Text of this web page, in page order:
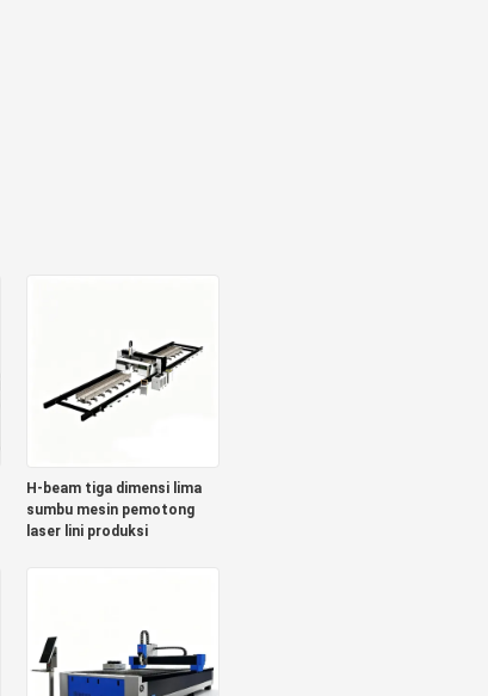
H-beam tiga dimensi lima
sumbu mesin pemotong
laser lini produksi